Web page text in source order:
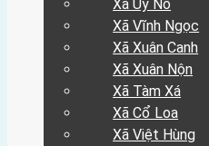
Trang Chủ
Xã Uy Nỗ
Xã Vĩnh Ngọc
Xã Xuân Canh
Xã Xuân Nộn
Xã Tàm Xá
Xã Cổ Loa
Xã Việt Hùng